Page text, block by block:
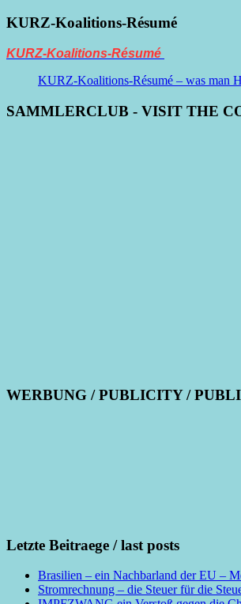
KURZ-Koalitions-Résumé
KURZ-Koalitions-Résumé
KURZ-Koalitions-Résumé – was man
SAMMLERCLUB - VISIT THE
WERBUNG / PUBLICITY /
Letzte Beitraege / last posts
Brasilien – ein Nachbarland der EU –
Stromrechnung – die Steuer für die